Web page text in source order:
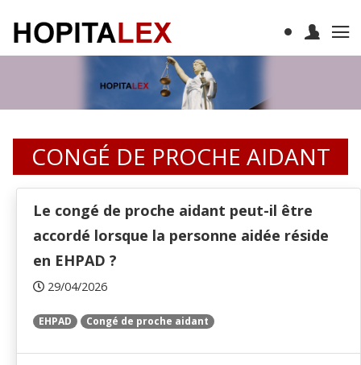
CONGÉ DE PROCHE AIDANT
Le congé de proche aidant peut-il être
accordé lorsque la personne aidée réside
en EHPAD ?
29/04/2026
EHPAD Congé de proche aidant